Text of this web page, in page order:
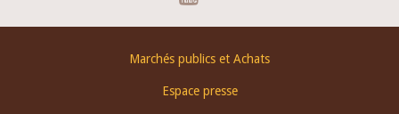
Marchés publics et Achats
Espace presse